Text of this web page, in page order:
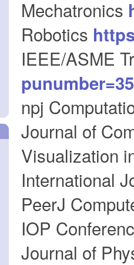
Mechatronics
Robotics
IEEE/ASME
npj
Journal of
Visualization
International
PeerJ
IOP
Journal of